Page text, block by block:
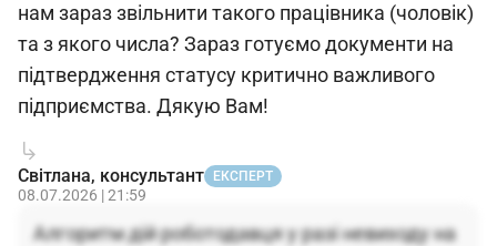
нам зараз звільнити такого працівника (чоловік)
та з якого числа? Зараз готуємо документи на
підтвердження статусу критично важливого
підприємства. Дякую Вам!
Світлана, консультант ЕКСПЕРТ
08.07.2026 | 21:59
Алгоритм дій роботодавця у разі невиходу на